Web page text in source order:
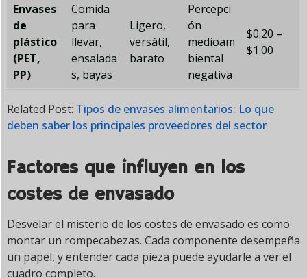
Envases
de
plástico
(PET,
PP)
Comida
para
llevar,
ensalada
s, bayas
Ligero,
versátil,
barato
Percepci
ón
medioam
biental
negativa
$0.20 –
$1.00
Related Post: Tipos de envases alimentarios: Lo que
deben saber los principales proveedores del sector
Factores que influyen en los
costes de envasado
Desvelar el misterio de los costes de envasado es como
montar un rompecabezas. Cada componente desempeña
un papel, y entender cada pieza puede ayudarle a ver el
cuadro completo.